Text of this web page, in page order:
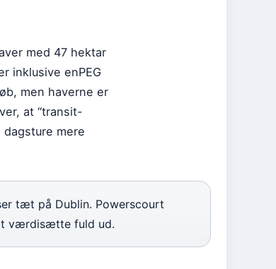
med 47 hektar
inklusive enPEG
men haverne er
at “transit-
mere
tæt på Dublin. Powerscourt
værdisætte fuld ud.